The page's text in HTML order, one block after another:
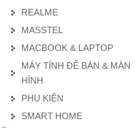
REALME
MASSTEL
MACBOOK & LAPTOP
MÁY TÍNH ĐỂ BÀN & MÀN
HÌNH
PHỤ KIỆN
SMART HOME